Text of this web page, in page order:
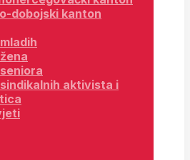
dobojski kanton
aktivista i